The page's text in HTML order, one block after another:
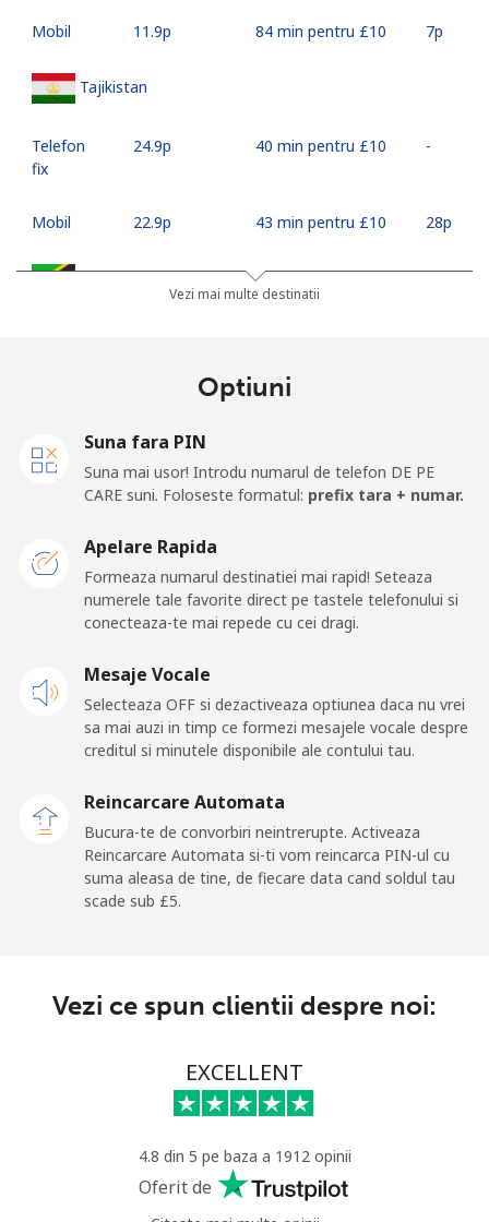
Mobil ⁦11.9p⁩ 84 min pentru ⁦£10⁩ ⁦7p⁩
Tajikistan
Telefon
fix
⁦24.9p⁩ 40 min pentru ⁦£10⁩ -
Mobil ⁦22.9p⁩ 43 min pentru ⁦£10⁩ ⁦28p⁩
Tanzania
Thailand
fix
⁦3.5p⁩ 285 min pentru ⁦£10⁩ ⁦4p⁩
⁦32.9p⁩ 30 min pentru ⁦£10⁩ -
⁦29.9p⁩ 33 min pentru ⁦£10⁩
Tokelau
⁦167.9p⁩
⁦100.5p⁩ 9 min pentru ⁦£10⁩
Trinidad And Tobago
Vezi mai multe destinatii
Optiuni
Suna fara PIN
Suna mai usor! Introdu numarul de telefon DE PE
CARE suni. Foloseste formatul: prefix tara + numar.
Apelare Rapida
Formeaza numarul destinatiei mai rapid! Seteaza
numerele tale favorite direct pe tastele telefonului si
conecteaza-te mai repede cu cei dragi.
Mesaje Vocale
Selecteaza OFF si dezactiveaza optiunea daca nu vrei
sa mai auzi in timp ce formezi mesajele vocale despre
creditul si minutele disponibile ale contului tau.
Reincarcare Automata
Bucura-te de convorbiri neintrerupte. Activeaza
Reincarcare Automata si-ti vom reincarca PIN-ul cu
suma aleasa de tine, de fiecare data cand soldul tau
scade sub ⁦£5⁩.
Vezi ce spun clientii despre noi:
EXCELLENT
4.8 din 5 pe baza a 1912 opinii
Oferit de